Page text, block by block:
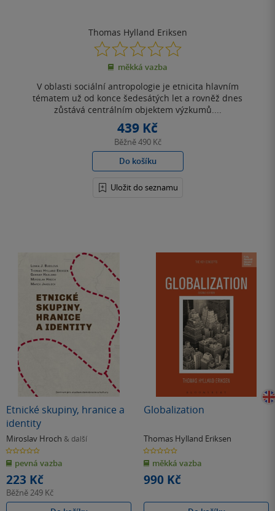
Thomas Hylland Eriksen
0.0
z
5
měkká vazba
V oblasti sociální antropologie je etnicita hlavním
tématem už od konce šedesátých let a rovněž dnes
zůstává centrálním objektem výzkumů....
439 Kč
Běžně490 Kč
Do košíku
Uložit do seznamu
Etnické skupiny, hranice a
identity
Miroslav Hroch & další
0.0
z
5
hvězdiček
pevná vazba
223 Kč
Běžně249 Kč
Globalization
Thomas Hylland Eriksen
0.0
z
5
hvězdiček
měkká vazba
990 Kč